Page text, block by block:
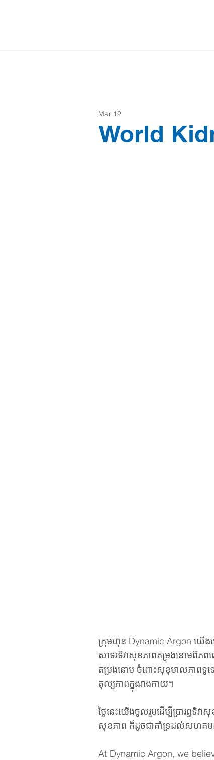
World
Mar 12
ក្រុមហ៊ុន Dynamic Argon យើង
សាទរទិវាសុខភាពតម្រងនោមពិភ
តម្រងនោម ចំពោះសុខុមាលភាពទូទៅ
តុល្យភាពក្នុងរាងកាយ។
ថ្ងៃនេះយើងចូលរួមដើម្បីប្រារព្ធទិ
សុខភាព ក៏ដូចជាគាំទ្រដល់សហគមន៍វេ
At Dynamic Argon, we